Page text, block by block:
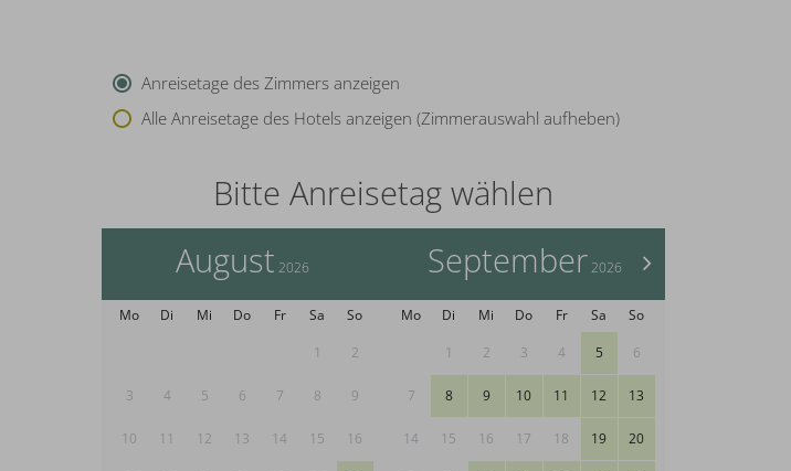
Anreisetage des Zimmers anzeigen
Alle Anreisetage des Hotels anzeigen (Zimmerauswahl aufheben)
Bitte Anreisetag wählen
August 2026
Mo Di Mi Do Fr Sa
So
1
2
3 4 5 6 7 8 9
10 11 12 13 14 15 16
>
September 2026
Mo Di Mi Do Fr Sa
So
1
2 3 4 5 6
7 8 9 10 11 12 13
14 15 16 17 18 19 20